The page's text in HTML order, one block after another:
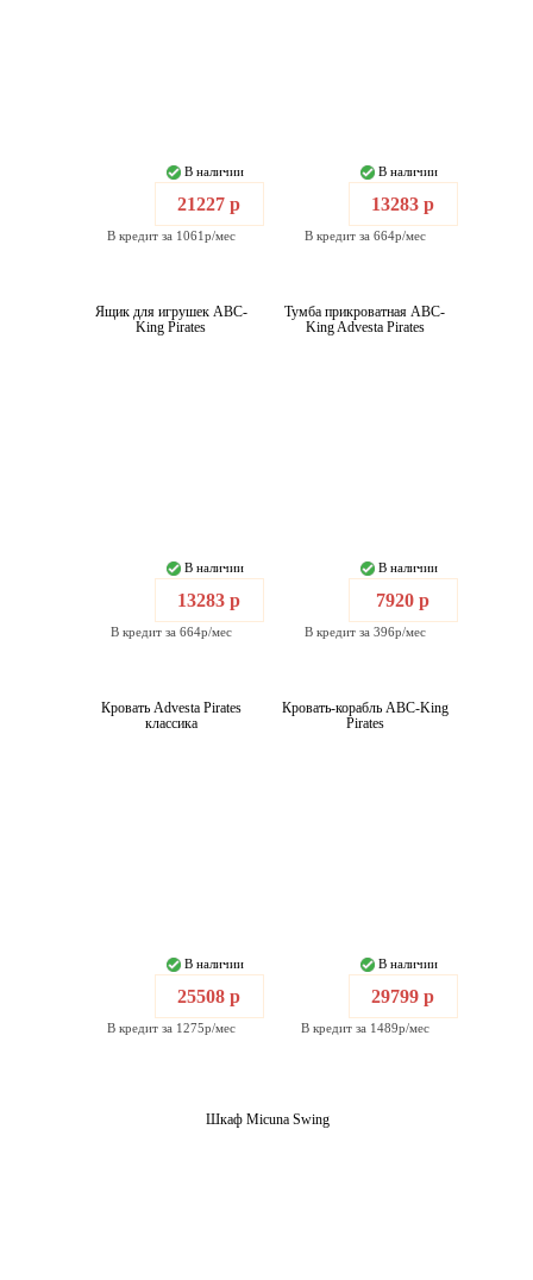
В наличии
21227 р
В кредит за 1061р/мес
В наличии
13283 р
В кредит за 664р/мес
Ящик для игрушек ABC-
King Pirates
В наличии
13283 р
В кредит за 664р/мес
Тумба прикроватная ABC-
King Advesta Pirates
В наличии
7920 р
В кредит за 396р/мес
Кровать Advesta Pirates
классика
В наличии
25508 р
В кредит за 1275р/мес
Кровать-корабль ABC-King
Pirates
В наличии
29799 р
В кредит за 1489р/мес
Шкаф Micuna Swing